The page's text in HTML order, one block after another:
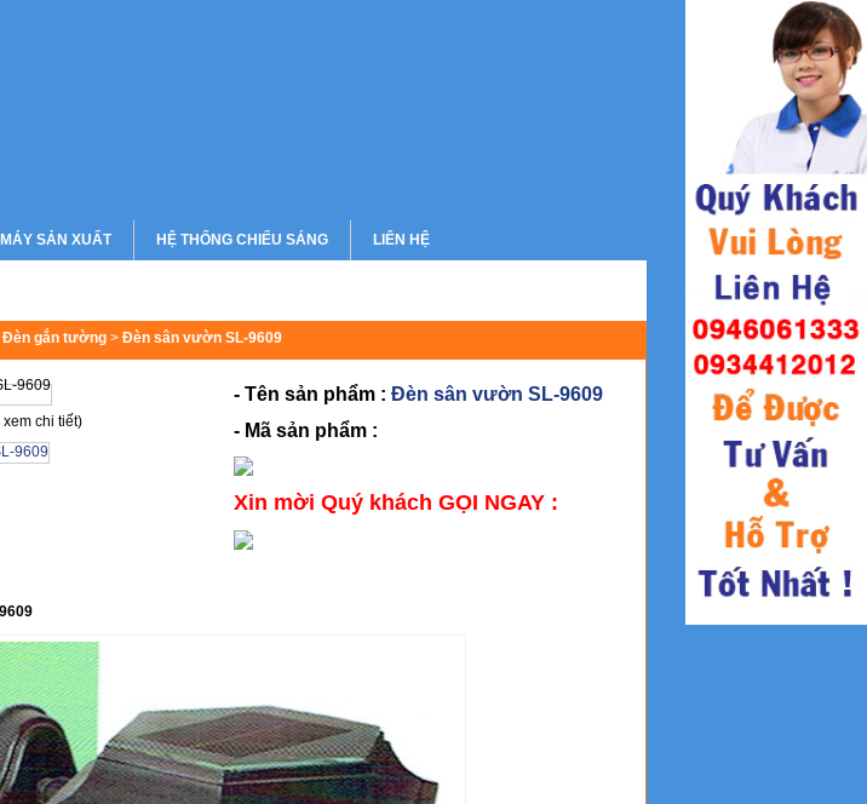
SẢN XUẤT HỆ THỐNG CHIẾU SÁNG
CHIẾU SÁNG CHUNG CƯ
LIÊN HỆ
Đèn gắn tường > Đèn sân vườn SL-9609
chi tiết)
- Tên sản phẩm : Đèn sân vườn SL-9609
- Mã sản phẩm :
Xin mời Quý khách GỌI NGAY :